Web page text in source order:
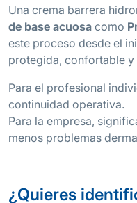
Una crema barrera
de base acuosa como
este proceso desde el
protegida, confortable
Para el profesional
continuidad operativa.
Para la empresa,
menos problemas
¿Quieres